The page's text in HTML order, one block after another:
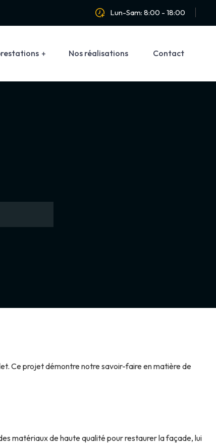
Lun-Sam: 8:00 - 18:00
Nos réalisations Contact
Ce projet démontre notre savoir-faire en matière de
matériaux de haute qualité pour restaurer la façade, lui